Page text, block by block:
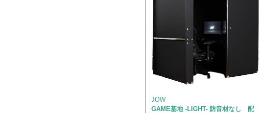
JOW
GAME基地 -LIGHT- 防音材なし 配